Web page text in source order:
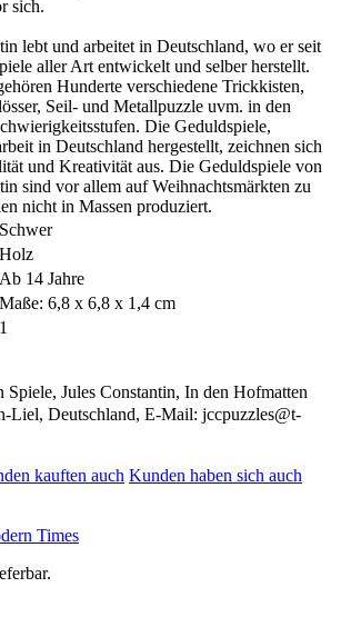
sich.
lebt und arbeitet in Deutschland, wo er seit
aller Art entwickelt und selber herstellt.
Hunderte verschiedene Trickkisten,
Seil- und Metallpuzzle uvm. in den
Die Geduldspiele,
in Deutschland hergestellt, zeichnen sich
und Kreativität aus. Die Geduldspiele von
sind vor allem auf Weihnachtsmärkten zu
nicht in Massen produziert.
Schwer
Holz
Ab 14 Jahre
Maße: 6,8 x 6,8 x 1,4 cm
1
Spiele, Jules Constantin, In den Hofmatten
Liel, Deutschland, E-Mail: jccpuzzles@t-
kauften auch Kunden haben sich auch
Times